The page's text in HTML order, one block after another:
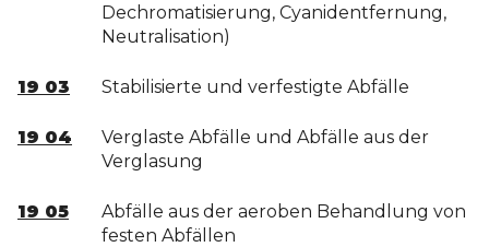
Dechromatisierung, Cyanidentfernung,
Neutralisation)
19 03 Stabilisierte und verfestigte Abfälle
19 04
Verglaste Abfälle und Abfälle aus der
Verglasung
19 05
Abfälle aus der aeroben Behandlung von
festen Abfällen